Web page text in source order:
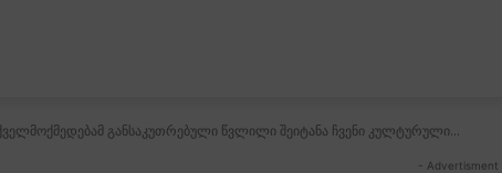
განსაკუთრებული წვლილი შეიტანა ჩვენი კულტურული...
- Advertisment -